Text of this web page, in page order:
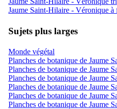
Jaume Saint-Hilaire - Véronique
Sujets plus larges
Monde végétal
Planches de botanique de Jaume
Planches de botanique de Jaume
Planches de botanique de Jaume
Planches de botanique de Jaume
Planches de botanique de Jaume
Planches de botanique de Jaume